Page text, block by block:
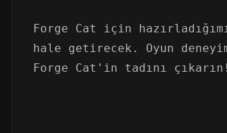
Forge Cat için
hale getirecek. Oyun
Forge Cat'in tadını çıkarın!